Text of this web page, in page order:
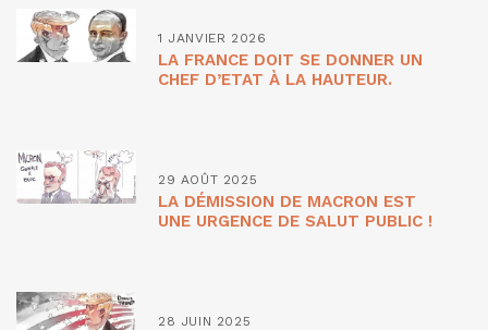
1 JANVIER 2026
LA FRANCE DOIT SE DONNER UN
CHEF D’ETAT À LA HAUTEUR.
29 AOÛT 2025
LA DÉMISSION DE MACRON EST
UNE URGENCE DE SALUT PUBLIC !
28 JUIN 2025